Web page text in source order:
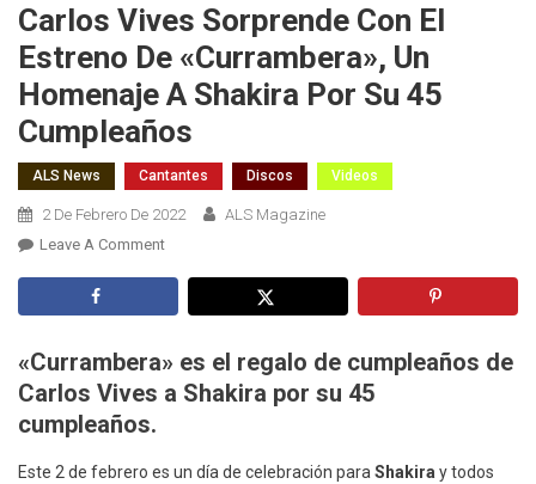
Carlos Vives Sorprende Con El
Estreno De «Currambera», Un
Homenaje A Shakira Por Su 45
Cumpleaños
ALS News Cantantes Discos Videos
2 De Febrero De 2022
ALS Magazine
Leave A CommentOn
Estreno
«Currambera»,
«Currambera» es el regalo de cumpleaños de
Carlos Vives a Shakira por su 45
cumpleaños.
Este 2 de febrero es un día de celebración paraShakiray todos